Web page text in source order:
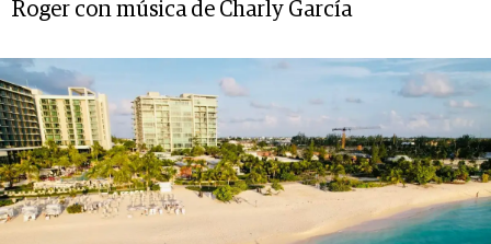
Roger con música de Charly García